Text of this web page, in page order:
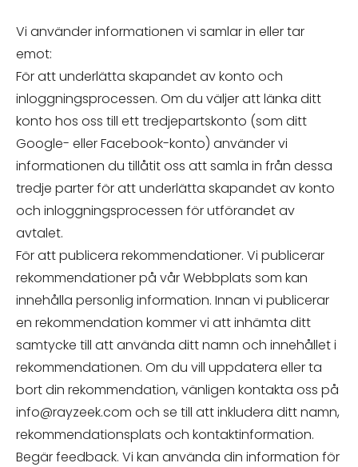
Vi använder informationen vi samlar in eller tar
emot:
För att underlätta skapandet av konto och
inloggningsprocessen. Om du väljer att länka ditt
konto hos oss till ett tredjepartskonto (som ditt
Google- eller Facebook-konto) använder vi
informationen du tillåtit oss att samla in från dessa
tredje parter för att underlätta skapandet av konto
och inloggningsprocessen för utförandet av
avtalet.
För att publicera rekommendationer. Vi publicerar
rekommendationer på vår Webbplats som kan
innehålla personlig information. Innan vi publicerar
en rekommendation kommer vi att inhämta ditt
samtycke till att använda ditt namn och innehållet i
rekommendationen. Om du vill uppdatera eller ta
bort din rekommendation, vänligen kontakta oss på
info@rayzeek.com och se till att inkludera ditt namn,
rekommendationsplats och kontaktinformation.
Begär feedback. Vi kan använda din information för